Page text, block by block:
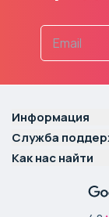
Информация
Служба
Как нас найти